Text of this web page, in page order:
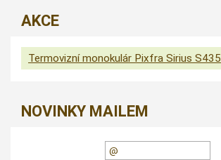
AKCE
Termovizní monokulár Pixfra Sirius S435
NOVINKY MAILEM